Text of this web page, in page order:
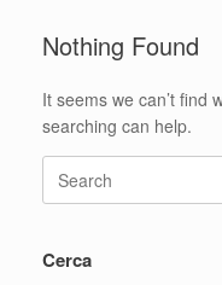
Nothing Found
It seems we can’t find
searching can help.
Search
for:
Cerca